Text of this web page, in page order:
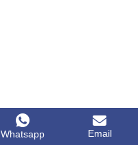
Whatsapp Email